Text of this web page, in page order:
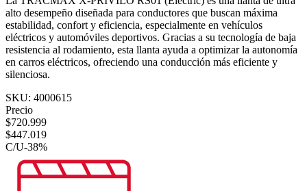
alto desempeño diseñada para conductores que buscan máxima
estabilidad, confort y eficiencia, especialmente en vehículos
eléctricos y automóviles deportivos. Gracias a su tecnología de baja
resistencia al rodamiento, esta llanta ayuda a optimizar la autonomía
en carros eléctricos, ofreciendo una conducción más eficiente y
silenciosa.
SKU: 4000615
Precio
$720.999
$447.019
C/U-38%